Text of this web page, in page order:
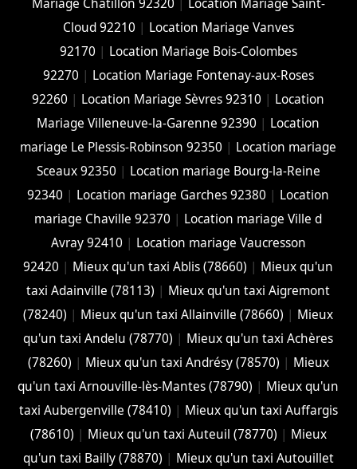
Mariage Châtillon 92320
Location Mariage Saint-
Cloud 92210 | Location Mariage Vanves
92170 | Location Mariage Bois-Colombes
92270 | Location Mariage Fontenay-aux-Roses
92260 | Location Mariage Sèvres 92310 | Location
Mariage Villeneuve-la-Garenne 92390 | Location
mariage Le Plessis-Robinson 92350 | Location mariage
Sceaux 92350 | Location mariage Bourg-la-Reine
92340 | Location mariage Garches 92380 | Location
mariage Chaville 92370 | Location mariage Ville d
Avray 92410 | Location mariage Vaucresson
92420 | Mieux qu'un taxi Ablis (78660) | Mieux qu'un
taxi Adainville (78113) | Mieux qu'un taxi Aigremont
(78240) | Mieux qu'un taxi Allainville (78660) | Mieux
qu'un taxi Andelu (78770) | Mieux qu'un taxi Achères
(78260) | Mieux qu'un taxi Andrésy (78570) | Mieux
qu'un taxi Arnouville-lès-Mantes (78790) | Mieux qu'un
taxi Aubergenville (78410) | Mieux qu'un taxi Auffargis
(78610) | Mieux qu'un taxi Auteuil (78770) | Mieux
qu'un taxi Bailly (78870) | Mieux qu'un taxi Autouillet